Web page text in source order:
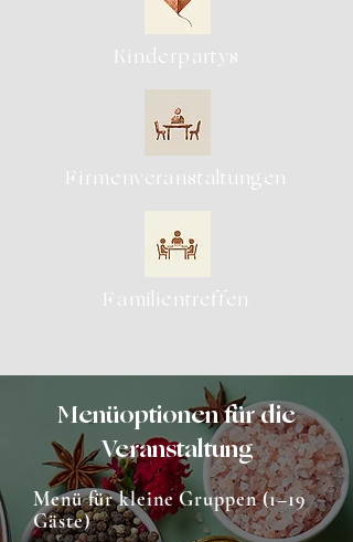
Kinderpartys
Firmenveranstaltungen
Familientreffen
Menüoptionen für die
Veranstaltung
Menü für kleine Gruppen (1–19
Gäste)